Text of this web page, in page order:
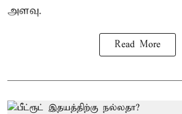
அளவு.
Read More